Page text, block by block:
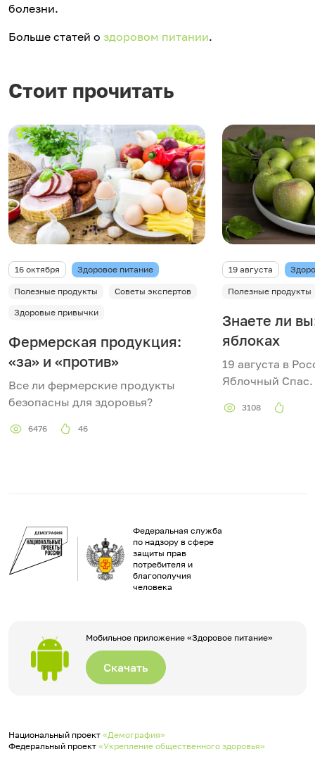
болезни.
Больше статей о здоровом питании.
Стоит прочитать
16 октября Здоровое питание
Полезные продукты
Советы экспертов
Здоровые привычки
Фермерская продукция:
«за» и «против»
Все ли фермерские продукты
безопасны для здоровья?
6476 46
19 августа
Полезные продукты
Знаете ли
яблоках
19 августа в
Яблочный Спас.
3108
Федеральная служба
по надзору в сфере
защиты прав
потребителя и
благополучия
человека
Мобильное приложение «Здоровое питание»
Скачать
Национальный проект «Демография»
Федеральный проект «Укрепление общественного здоровья»